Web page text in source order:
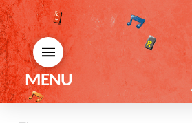
MENU